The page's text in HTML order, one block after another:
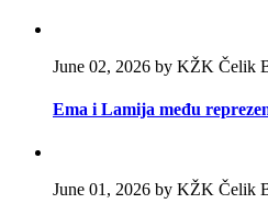
June 02, 2026 by KŽK Čelik
Ema i Lamija među
June 01, 2026 by KŽK Čelik